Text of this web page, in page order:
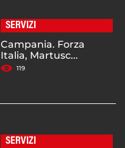
SERVIZI
Campania. Forza
Italia, Martusc...
119
SERVIZI